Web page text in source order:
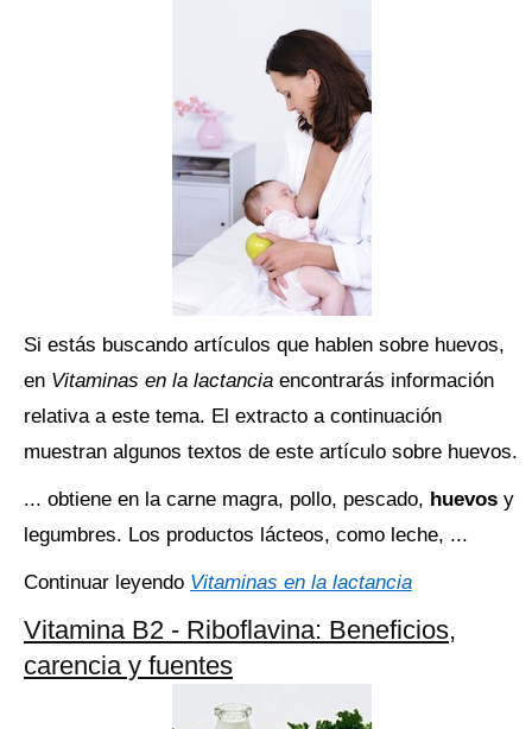
Si estás buscando artículos que hablen sobre huevos,
en Vitaminas en la lactancia encontrarás información
relativa a este tema. El extracto a continuación
muestran algunos textos de este artículo sobre huevos.
... obtiene en la carne magra, pollo, pescado, huevos y
legumbres. Los productos lácteos, como leche, ...
Continuar leyendo Vitaminas en la lactancia
Vitamina B2 - Riboflavina: Beneficios,
carencia y fuentes